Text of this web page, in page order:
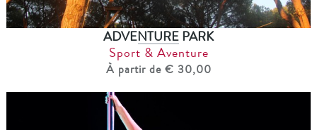
ADVENTURE PARK
Sport & Aventure
À partir de € 30,00